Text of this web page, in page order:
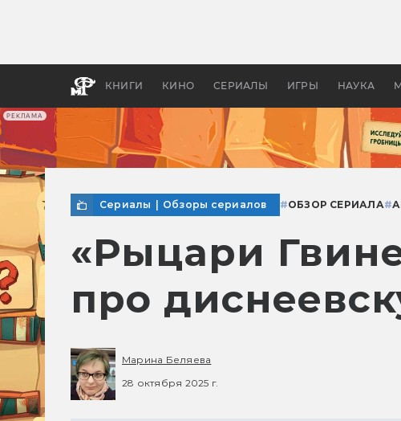
РЕКЛАМА
КНИГИ КИНО СЕРИАЛЫ ИГРЫ НАУКА
бы
Сериалы Обзоры сериалов #ОБЗОР СЕРИАЛА#
«Рыцари
про
Марина Беляева
28 октября 2025 г.